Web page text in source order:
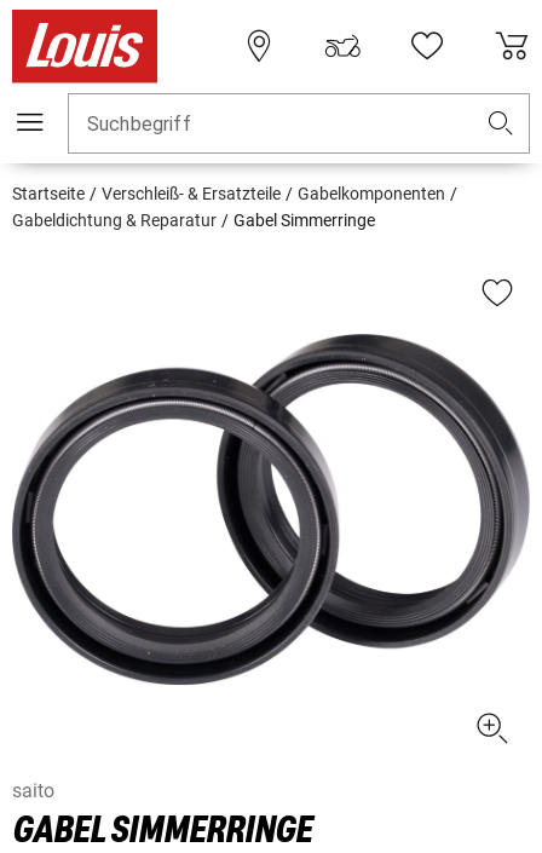
Suchbegriff
Startseite Verschleiß- & Ersatzteile
Gabelkomponenten
Gabeldichtung & Reparatur
Gabel Simmerringe
saito
GABEL SIMMERRINGE